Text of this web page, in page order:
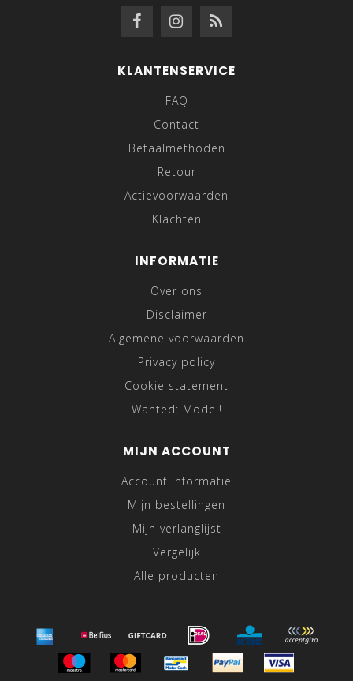
KLANTENSERVICE
FAQ
Contact
Betaalmethoden
Retour
Actievoorwaarden
Klachten
INFORMATIE
Over ons
Disclaimer
Algemene voorwaarden
Privacy policy
Cookie statement
Wanted: Model!
MIJN ACCOUNT
Account informatie
Mijn bestellingen
Mijn verlanglijst
Vergelijk
Alle producten